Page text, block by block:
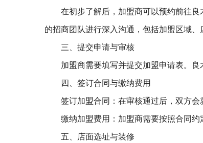
在初步了解后，加盟商可以预约前往
的招商团队进行深入沟通，包括加盟区域
三、提交申请与审核
加盟商需要填写并提交加盟申请表。良
四、签订合同与缴纳费用
签订加盟合同：在审核通过后，双方会
缴纳加盟费用：加盟商需要按照合同约
五、店面选址与装修